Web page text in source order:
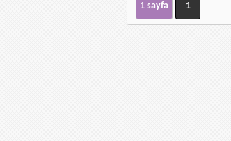
1 sayfa 1